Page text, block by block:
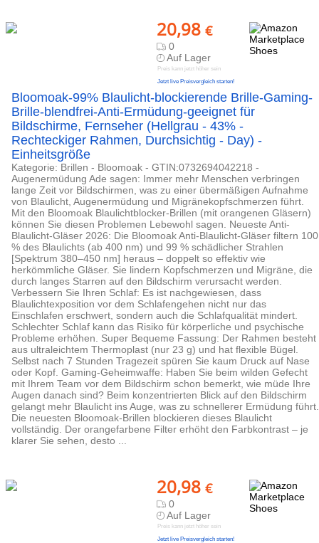
20,98 €
0
Auf Lager
Preis kann jetzt höher sein
Jetzt live Preisvergleich starten!
Bloomoak-99% Blaulicht-blockierende Brille-Gaming-
Brille-blendfrei-Anti-Ermüdung-geeignet für
Bildschirme, Fernseher (Hellgrau - 43% -
Rechteckiger Rahmen, Durchsichtig - Day) -
Einheitsgröße
Kategorie: Brillen - Bloomoak - GTIN:0732694042218 -
Augenermüdung Ade sagen: Immer mehr Menschen verbringen
lange Zeit vor Bildschirmen, was zu einer übermäßigen Aufnahme
von Blaulicht, Augenermüdung und Migränekopfschmerzen führt.
Mit den Bloomoak Blaulichtblocker-Brillen (mit orangenen Gläsern)
können Sie diesen Problemen Lebewohl sagen. Neueste Anti-
Blaulicht-Gläser 2026: Die Bloomoak Anti-Blaulicht-Gläser filtern 100
% des Blaulichts (ab 400 nm) und 99 % schädlicher Strahlen
[Spektrum 380–450 nm] heraus – doppelt so effektiv wie
herkömmliche Gläser. Sie lindern Kopfschmerzen und Migräne, die
durch langes Starren auf den Bildschirm verursacht werden.
Verbessern Sie Ihren Schlaf: Es ist nachgewiesen, dass
Blaulichtexposition vor dem Schlafengehen nicht nur das
Einschlafen erschwert, sondern auch die Schlafqualität mindert.
Schlechter Schlaf kann das Risiko für körperliche und psychische
Probleme erhöhen. Super Bequeme Fassung: Der Rahmen besteht
aus ultraleichtem Thermoplast (nur 23 g) und hat flexible Bügel.
Selbst nach 7 Stunden Tragezeit spüren Sie kaum Druck auf Nase
oder Kopf. Gaming-Geheimwaffe: Haben Sie beim wilden Gefecht
mit Ihrem Team vor dem Bildschirm schon bemerkt, wie müde Ihre
Augen danach sind? Beim konzentrierten Blick auf den Bildschirm
gelangt mehr Blaulicht ins Auge, was zu schnellerer Ermüdung führt.
Die neuesten Bloomoak-Brillen blockieren dieses Blaulicht
vollständig. Der orangefarbene Filter erhöht den Farbkontrast – je
klarer Sie sehen, desto ...
20,98 €
0
Auf Lager
Preis kann jetzt höher sein
Jetzt live Preisvergleich starten!